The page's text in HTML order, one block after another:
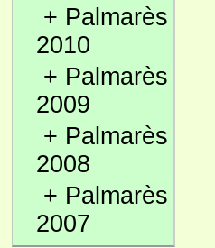
+ Palmarès
2010
+ Palmarès
2009
+ Palmarès
2008
+ Palmarès
2007